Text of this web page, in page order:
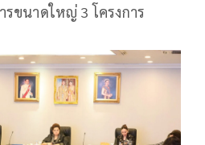
รขนาดใหญ่ 3 โครงการ